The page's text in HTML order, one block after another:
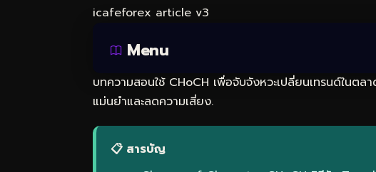
icafeforex article v3
Menu
บทความสอนใช้ CHoCH เพื่อจับจังหวะเปลี่ยนเทรนด์ในต
แม่นยำและลดความเสี่ยง.
📋 สารบัญ